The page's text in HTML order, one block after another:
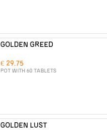
GOLDEN GREED
€ 29.75
POT WITH 60 TABLETS
GOLDEN LUST